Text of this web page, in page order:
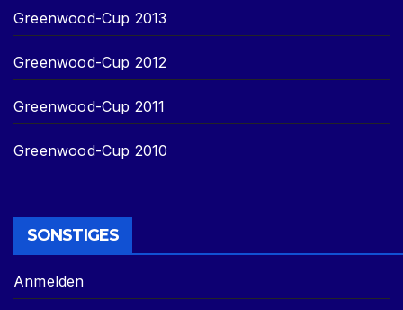
Greenwood-Cup 2013
Greenwood-Cup 2012
Greenwood-Cup 2011
Greenwood-Cup 2010
SONSTIGES
Anmelden